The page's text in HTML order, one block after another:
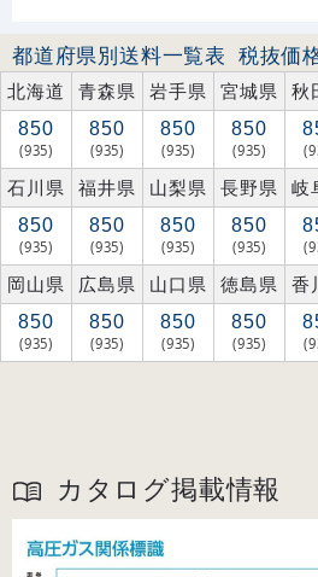
都道府県別送料一覧表 税抜価
北海道
青森県 岩手県 宮城県 秋
850
(935)
850
(935)
850
(935)
850
(935)
石川県 福井県 山梨県 長野県 岐
850
(935)
850
(935)
850
(935)
850
(935)
岡山県 広島県 山口県 徳島県 香
850
(935)
850
(935)
850
(935)
850
(935)
カタログ掲載情報